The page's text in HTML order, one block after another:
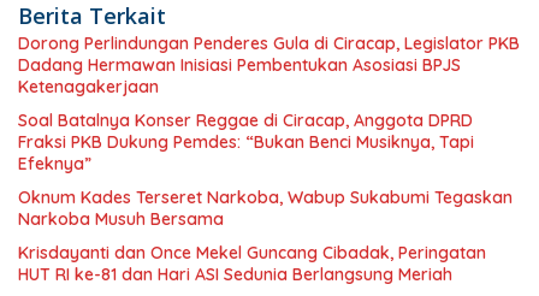
Berita Terkait
Dorong Perlindungan Penderes Gula di Ciracap, Legislator PKB
Dadang Hermawan Inisiasi Pembentukan Asosiasi BPJS
Ketenagakerjaan
Soal Batalnya Konser Reggae di Ciracap, Anggota DPRD
Fraksi PKB Dukung Pemdes: “Bukan Benci Musiknya, Tapi
Efeknya”
Oknum Kades Terseret Narkoba, Wabup Sukabumi Tegaskan
Narkoba Musuh Bersama
Krisdayanti dan Once Mekel Guncang Cibadak, Peringatan
HUT RI ke-81 dan Hari ASI Sedunia Berlangsung Meriah